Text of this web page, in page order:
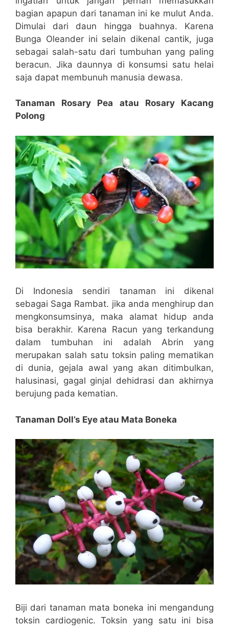
bagian apapun dari tanaman ini ke mulut Anda.
Dimulai dari daun hingga buahnya. Karena
Bunga Oleander ini selain dikenal cantik, juga
sebagai salah-satu dari tumbuhan yang paling
beracun. Jika daunnya di konsumsi satu helai
saja dapat membunuh manusia dewasa.
Tanaman Rosary Pea atau Rosary Kacang
Polong
Di Indonesia sendiri tanaman ini dikenal
sebagai Saga Rambat. jika anda menghirup dan
mengkonsumsinya, maka alamat hidup anda
bisa berakhir. Karena Racun yang terkandung
dalam tumbuhan ini adalah Abrin yang
merupakan salah satu toksin paling mematikan
di dunia, gejala awal yang akan ditimbulkan,
halusinasi, gagal ginjal dehidrasi dan akhirnya
berujung pada kematian.
Tanaman Doll’s Eye atau Mata Boneka
Biji dari tanaman mata boneka ini mengandung
toksin cardiogenic. Toksin yang satu ini bisa